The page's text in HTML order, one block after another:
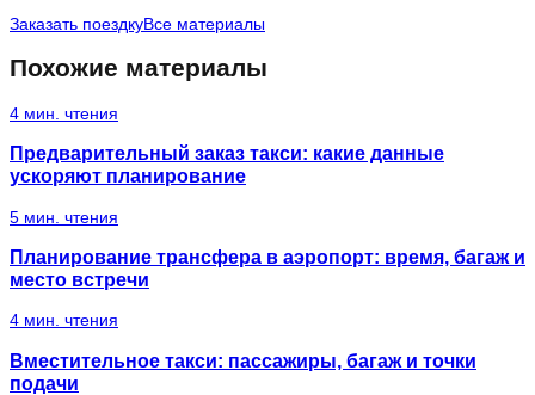
Заказать поездкуВсе материалы
Похожие материалы
4 мин. чтения
Предварительный заказ такси: какие данные
ускоряют планирование
5 мин. чтения
Планирование трансфера в аэропорт: время, багаж и
место встречи
4 мин. чтения
Вместительное такси: пассажиры, багаж и точки
подачи